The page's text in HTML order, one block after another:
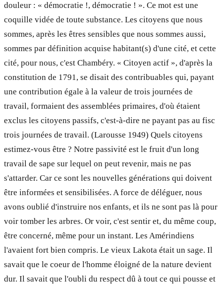
douleur : « démocratie !, démocratie ! ». Ce mot est une
coquille vidée de toute substance. Les citoyens que nous
sommes, après les êtres sensibles que nous sommes aussi,
sommes par définition acquise habitant(s) d'une cité, et cette
cité, pour nous, c'est Chambéry. « Citoyen actif », d'après la
constitution de 1791, se disait des contribuables qui, payant
une contribution égale à la valeur de trois journées de
travail, formaient des assemblées primaires, d'où étaient
exclus les citoyens passifs, c'est-à-dire ne payant pas au fisc
trois journées de travail. (Larousse 1949) Quels citoyens
estimez-vous être ? Notre passivité est le fruit d'un long
travail de sape sur lequel on peut revenir, mais ne pas
s'attarder. Car ce sont les nouvelles générations qui doivent
être informées et sensibilisées. A force de déléguer, nous
avons oublié d'instruire nos enfants, et ils ne sont pas là pour
voir tomber les arbres. Or voir, c'est sentir et, du même coup,
être concerné, même pour un instant. Les Amérindiens
l'avaient fort bien compris. Le vieux Lakota était un sage. Il
savait que le coeur de l'homme éloigné de la nature devient
dur. Il savait que l'oubli du respect dû à tout ce qui pousse et